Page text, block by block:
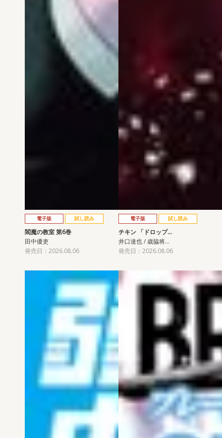
電子版 試し読み
閻魔の教室 第6巻
田中優吏
発売日：2026.08.06
電子版 試し読み
チキン 「ドロップ…
井口達也 / 歳脇将…
発売日：2026.08.06